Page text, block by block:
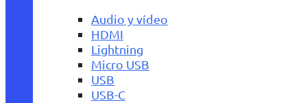
Audio y vídeo
HDMI
Lightning
Micro USB
USB
USB-C